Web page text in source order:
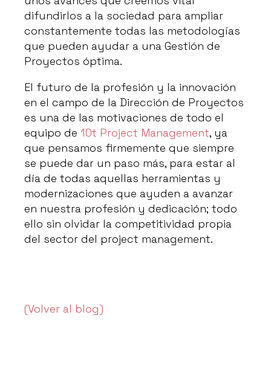
difundirlos a la sociedad para ampliar
constantemente todas las metodologías
que pueden ayudar a una Gestión de
Proyectos óptima.
El futuro de la profesión y la innovación
en el campo de la Dirección de Proyectos
es una de las motivaciones de todo el
equipo de 10t Project Management, ya
que pensamos firmemente que siempre
se puede dar un paso más, para estar al
día de todas aquellas herramientas y
modernizaciones que ayuden a avanzar
en nuestra profesión y dedicación; todo
ello sin olvidar la competitividad propia
del sector del project management.
(Volver al blog)